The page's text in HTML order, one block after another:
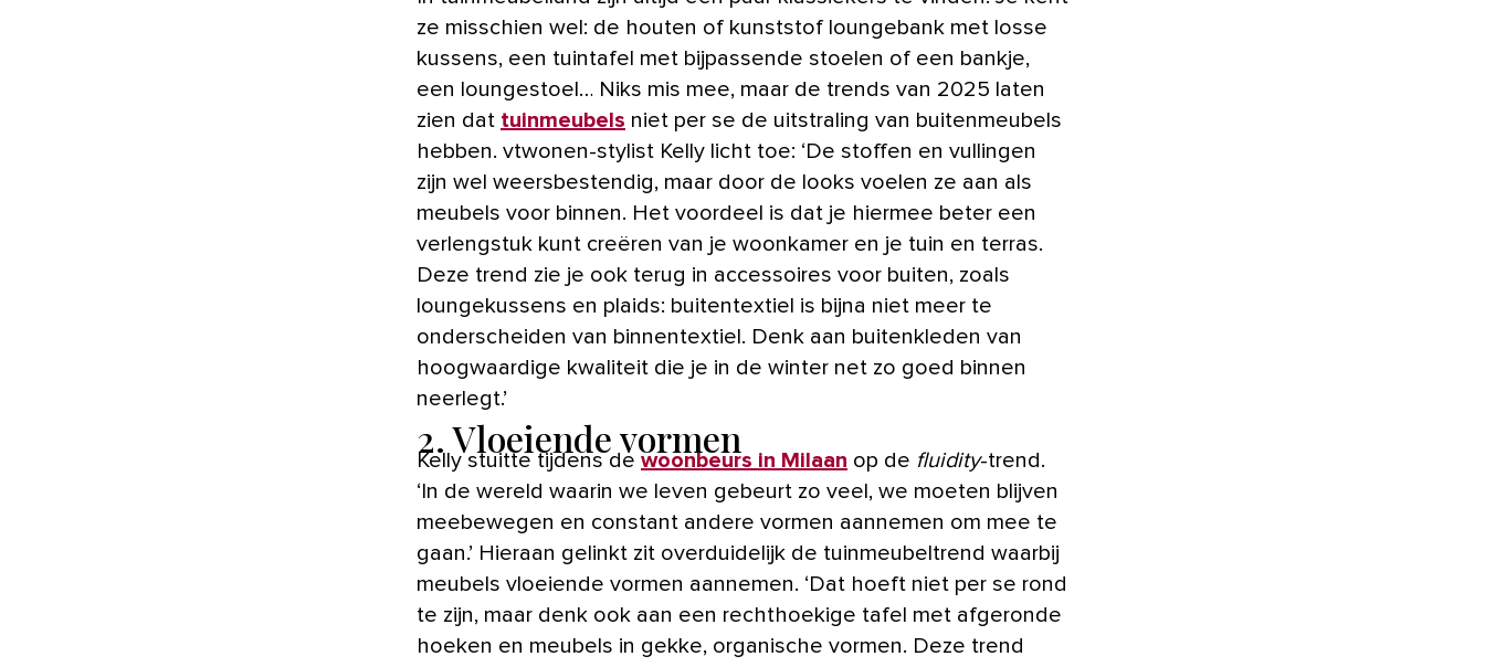
ze misschien wel: de houten of kunststof loungebank met losse
kussens, een tuintafel met bijpassende stoelen of een bankje,
een loungestoel… Niks mis mee, maar de trends van 2025 laten
zien dat tuinmeubels niet per se de uitstraling van buitenmeubels
hebben. vtwonen-stylist Kelly licht toe: ‘De stoffen en vullingen
zijn wel weersbestendig, maar door de looks voelen ze aan als
meubels voor binnen. Het voordeel is dat je hiermee beter een
verlengstuk kunt creëren van je woonkamer en je tuin en terras.
Deze trend zie je ook terug in accessoires voor buiten, zoals
loungekussens en plaids: buitentextiel is bijna niet meer te
onderscheiden van binnentextiel. Denk aan buitenkleden van
hoogwaardige kwaliteit die je in de winter net zo goed binnen
neerlegt.’
2. Vloeiende vormen
Kelly stuitte tijdens de woonbeurs in Milaan op de fluidity-trend.
‘In de wereld waarin we leven gebeurt zo veel, we moeten blijven
meebewegen en constant andere vormen aannemen om mee te
gaan.’ Hieraan gelinkt zit overduidelijk de tuinmeubeltrend waarbij
meubels vloeiende vormen aannemen. ‘Dat hoeft niet per se rond
te zijn, maar denk ook aan een rechthoekige tafel met afgeronde
hoeken en meubels in gekke, organische vormen. Deze trend